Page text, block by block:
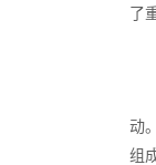
了
动
组